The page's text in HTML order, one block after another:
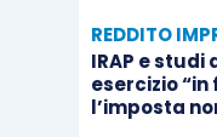
(nel caso
delle
limite
REDDITO
IRAP e studi
esercizio
l’imposta